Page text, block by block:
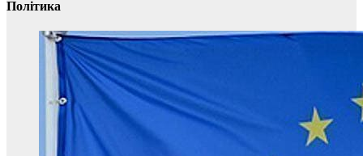
Політика